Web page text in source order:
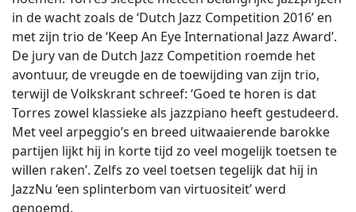
in de wacht zoals de ‘Dutch Jazz Competition 2016’ en
met zijn trio de ‘Keep An Eye International Jazz Award’.
De jury van de Dutch Jazz Competition roemde het
avontuur, de vreugde en de toewijding van zijn trio,
terwijl de Volkskrant schreef: ‘Goed te horen is dat
Torres zowel klassieke als jazzpiano heeft gestudeerd.
Met veel arpeggio’s en breed uitwaaierende barokke
partijen lijkt hij in korte tijd zo veel mogelijk toetsen te
willen raken’. Zelfs zo veel toetsen tegelijk dat hij in
JazzNu ‘een splinterbom van virtuositeit’ werd
genoemd.